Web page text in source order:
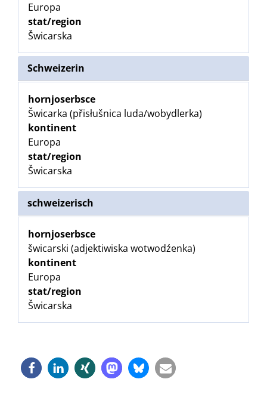
Europa
stat/region
Šwicarska
Schweizerin
hornjoserbsce
Šwicarka (přisłušnica luda/wobydlerka)
kontinent
Europa
stat/region
Šwicarska
schweizerisch
hornjoserbsce
šwicarski (adjektiwiska wotwodźenka)
kontinent
Europa
stat/region
Šwicarska